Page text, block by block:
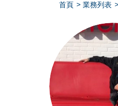
首頁 業務列表